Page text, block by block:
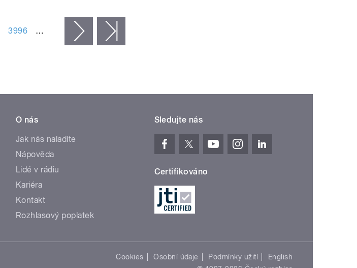
3996 … následující ›
O nás
Jak nás naladíte
Nápověda
Lidé v rádiu
Kariéra
Kontakt
Rozhlasový poplatek
Sledujte nás
Certifikováno
Cookies Osobní údaje Podmínky užití
English